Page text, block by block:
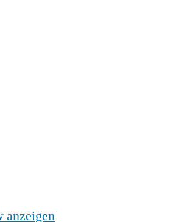
anzeigen